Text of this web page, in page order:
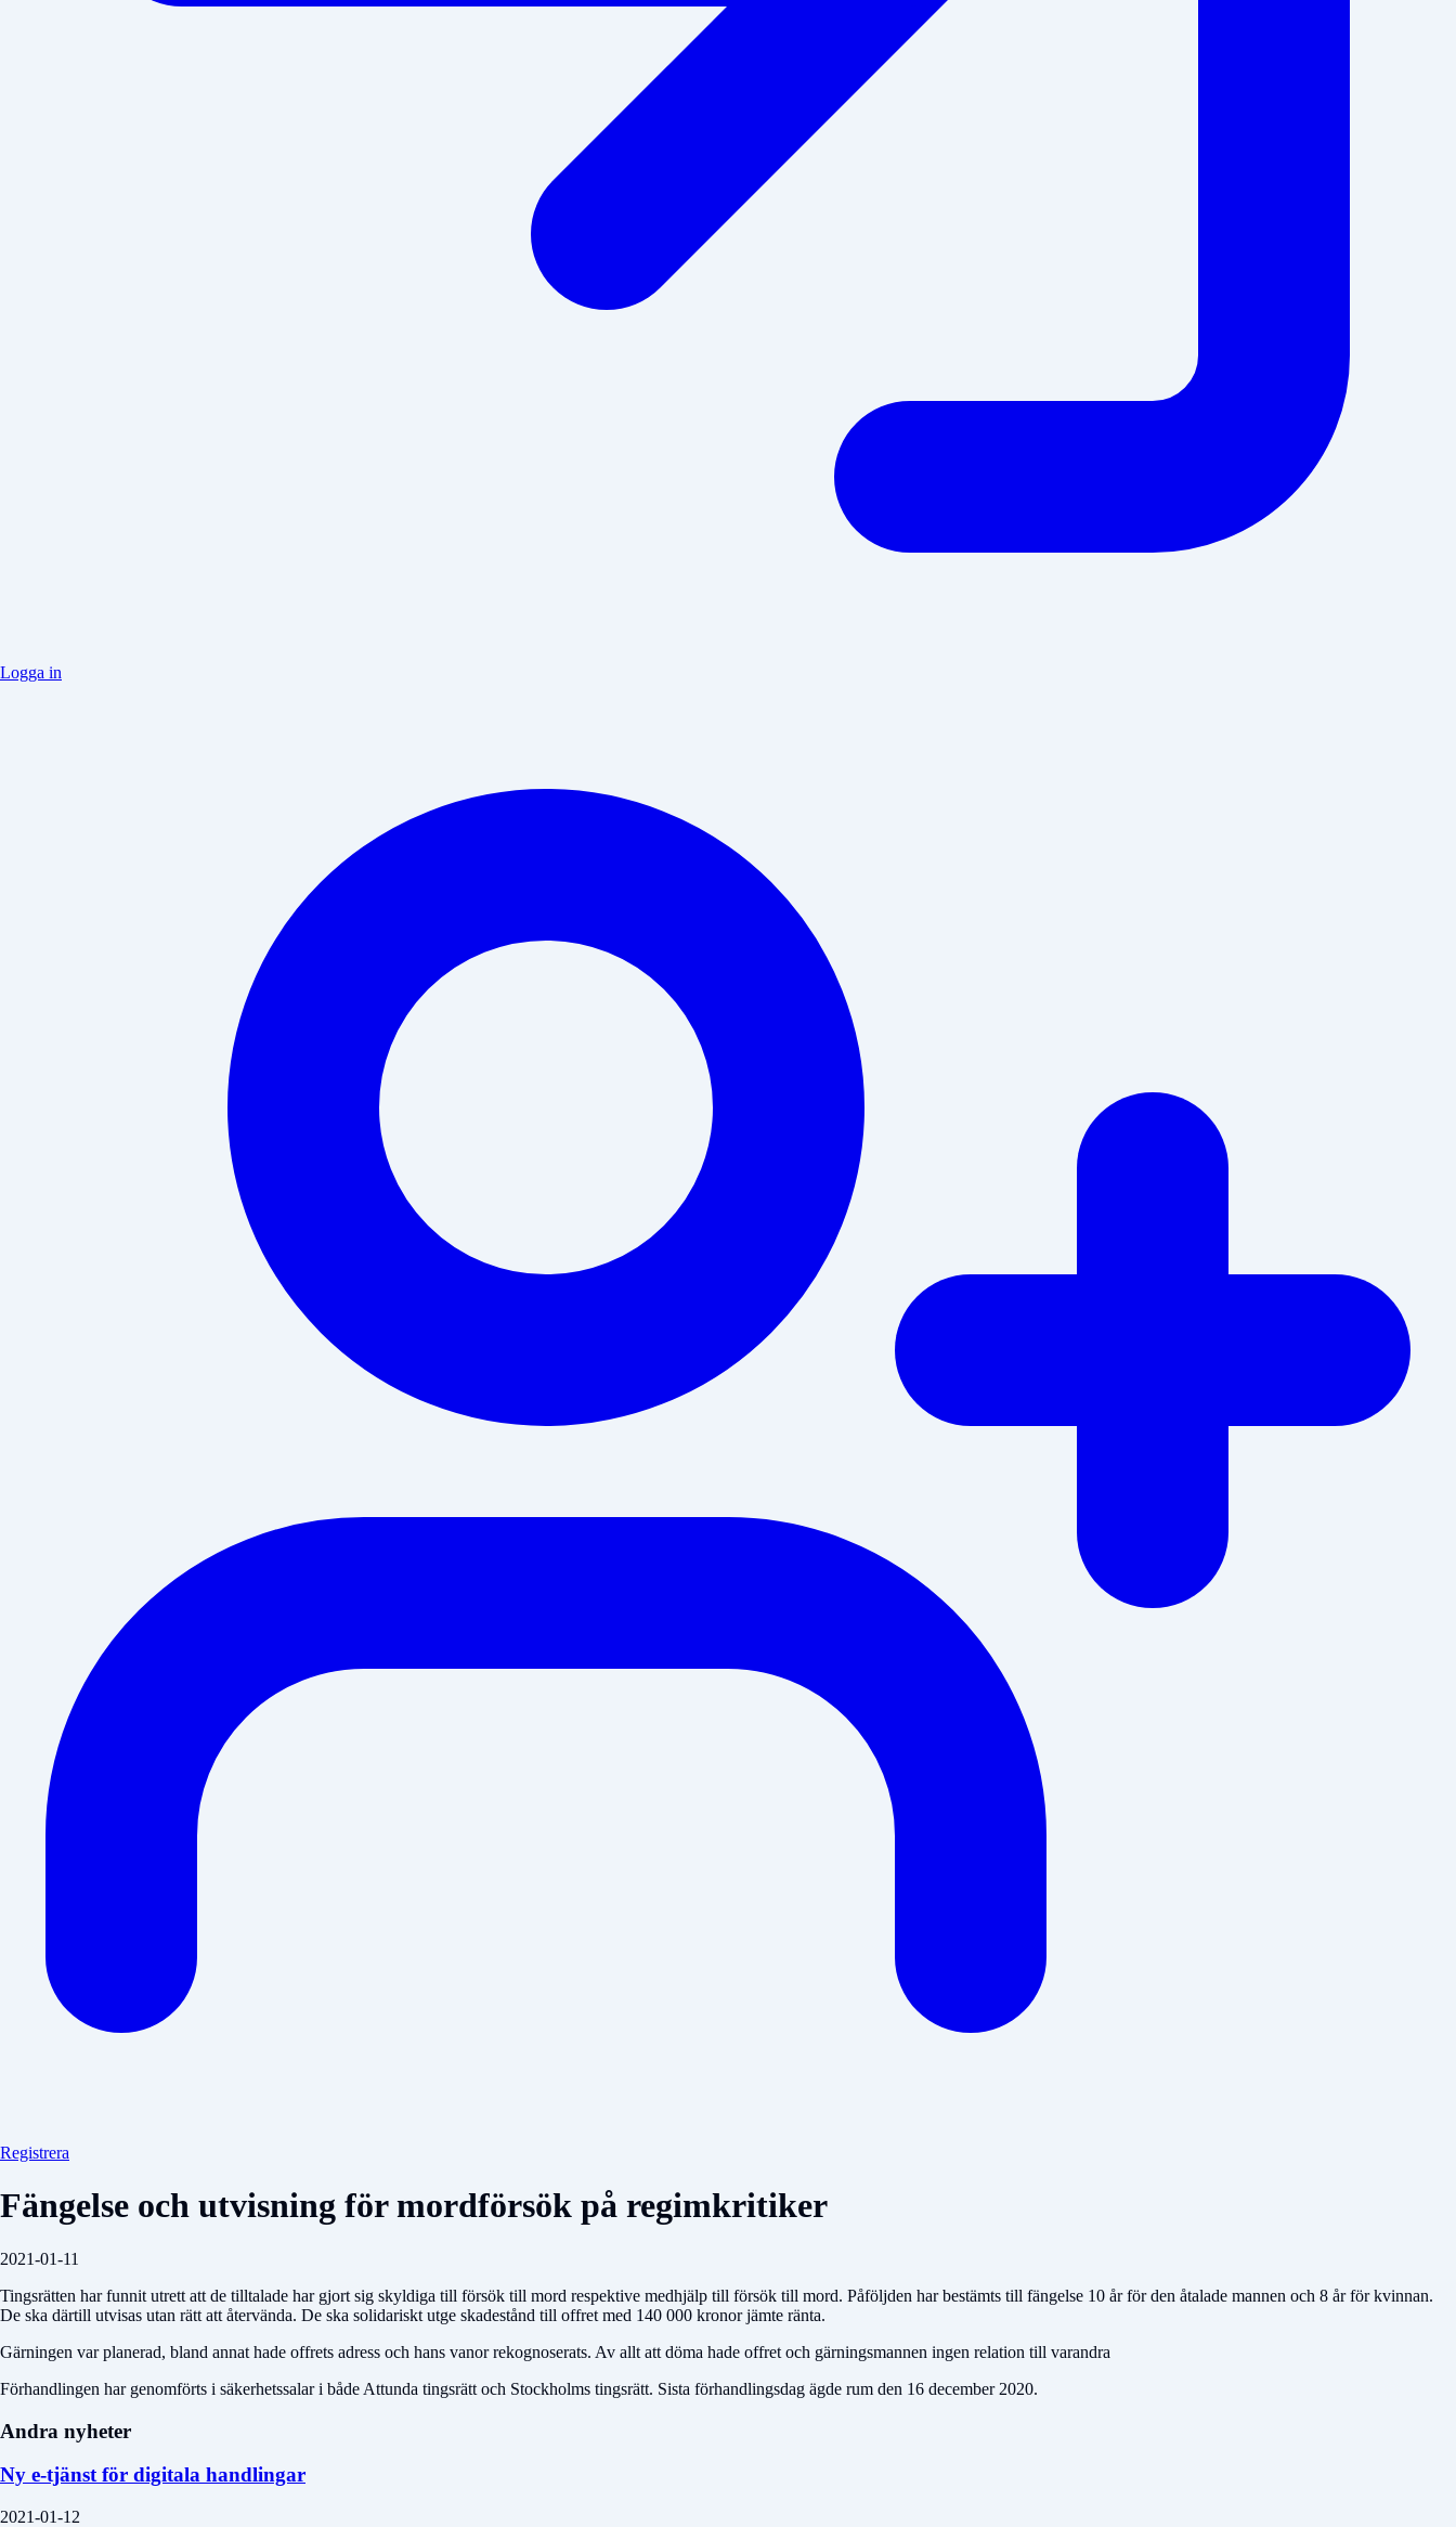
Logga in
Registrera
Fängelse och utvisning för mordförsök på regimkritiker
2021-01-11
Tingsrätten har funnit utrett att de tilltalade har gjort sig skyldiga till försök till mord respektive medhjälp till försök till mord. Påföljden har bestämts till fängelse 10 år för den åtalade mannen och 8 år för kvinnan.
De ska därtill utvisas utan rätt att återvända. De ska solidariskt utge skadestånd till offret med 140 000 kronor jämte ränta.
Gärningen var planerad, bland annat hade offrets adress och hans vanor rekognoserats. Av allt att döma hade offret och gärningsmannen ingen relation till varandra
Förhandlingen har genomförts i säkerhetssalar i både Attunda tingsrätt och Stockholms tingsrätt. Sista förhandlingsdag ägde rum den 16 december 2020.
Andra nyheter
Ny e-tjänst för digitala handlingar
2021-01-12